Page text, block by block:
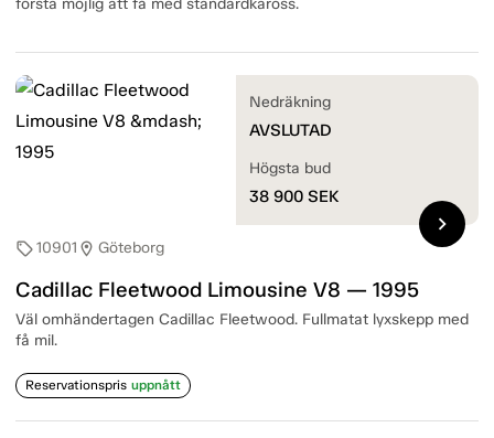
sell10901 location_on Göteborg
Cadillac Fleetwood Limousine V8 — 1995
Väl omhändertagen Cadillac Fleetwood. Fullmatat lyxskepp med
få mil.
Reservationspris uppnått
Nedräkning
AVSLUTAD
Högsta bud
38 900 SEK
chevron_right